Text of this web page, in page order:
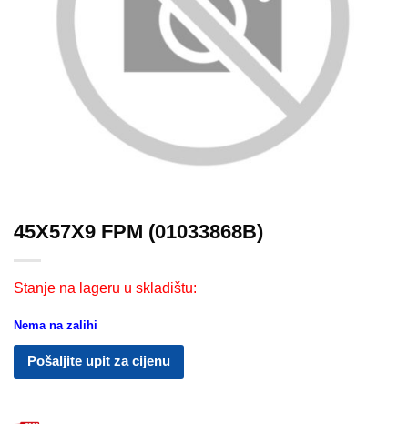
45X57X9 FPM (01033868B)
Stanje na lageru u skladištu:
Nema na zalihi
Pošaljite upit za cijenu